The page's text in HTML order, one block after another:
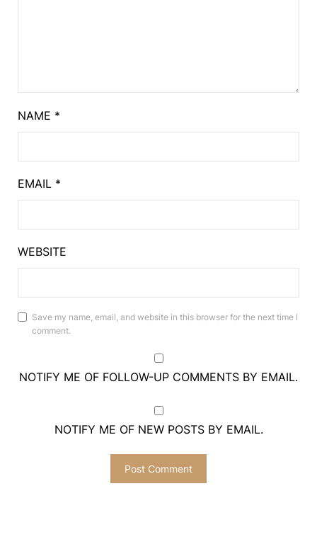
NAME *
EMAIL *
WEBSITE
Save my name, email, and website in this browser for the next time I
comment.
NOTIFY ME OF FOLLOW-UP COMMENTS BY EMAIL.
NOTIFY ME OF NEW POSTS BY EMAIL.